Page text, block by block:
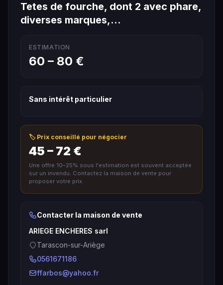
Tetes de fourche, dont 2 avec phare,
diverses marques,…
ESTIMATION
60 – 80 €
Sans intérêt particulier
🏷️ Prix conseillé pour négocier
45 – 72 €
Une offre 10–25% sous l'estimation est souvent acceptée
sur un invendu. Contactez la maison de vente pour
proposer votre prix.
Contacter la maison de vente
ARIEGE ENCHERES sarl
Tarascon-sur-Ariège
0561671186
ffarbos@yahoo.fr